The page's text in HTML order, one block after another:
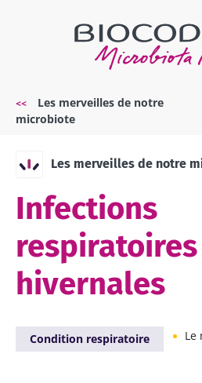
Fil
d'Ariane
Les merveilles de notre
microbiote
Les merveilles de notre
Infections
respiratoires
hivernales
Condition respiratoire Le